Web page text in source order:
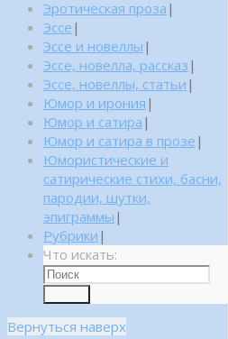
Эротическая проза |
Эссе |
Эссе и новеллы |
Эссе, новелла, рассказ |
Эссе, новеллы, статьи |
Юмор и ирония |
Юмор и сатира |
Юмор и сатира в прозе |
Юмористические и
сатирические стихи, басни,
пародии, шутки,
эпиграммы |
Рубрики |
Что искать:
Вернуться наверх